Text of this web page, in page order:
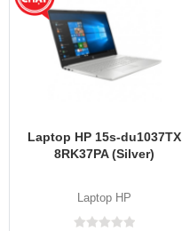
Laptop HP 15s-du1037TX
8RK37PA (Silver)
Laptop HP